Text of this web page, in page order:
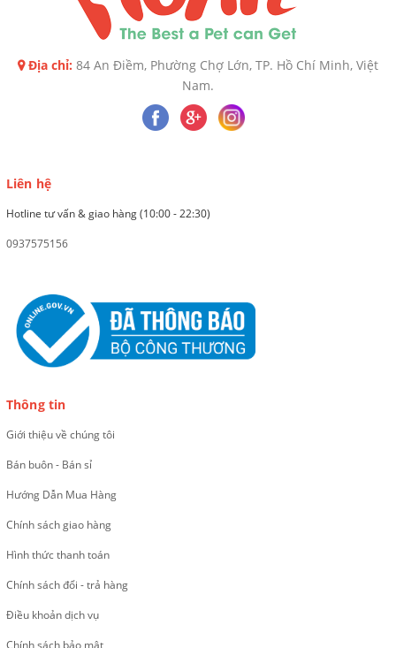
Địa chỉ: 84 An Điềm, Phường Chợ Lớn, TP. Hồ Chí Minh, Việt
Nam.
Liên hệ
Hotline tư vấn & giao hàng (10:00 - 22:30)
0937575156
Thông tin
Giới thiệu về chúng tôi
Bán buôn - Bán sỉ
Hướng Dẫn Mua Hàng
Chính sách giao hàng
Hình thức thanh toán
Chính sách đổi - trả hàng
Điều khoản dịch vụ